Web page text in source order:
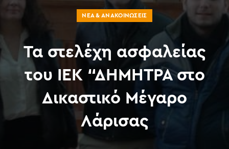
ΝΈΑ & ΑΝΑΚΟΙΝΏΣΕΙΣ
Τα στελέχη ασφαλείας
του ΙΕΚ “ΔΗΜΗΤΡΑ στο
Δικαστικό Μέγαρο
Λάρισας